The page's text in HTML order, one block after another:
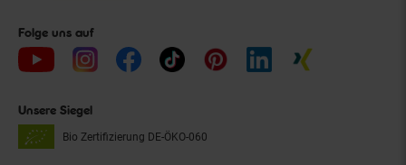
Folge uns auf
Unsere Siegel
Bio Zertifizierung DE-ÖKO-060